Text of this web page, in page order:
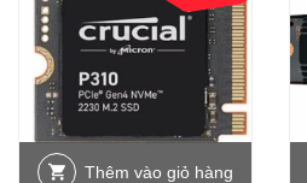
Thêm vào giỏ hàng